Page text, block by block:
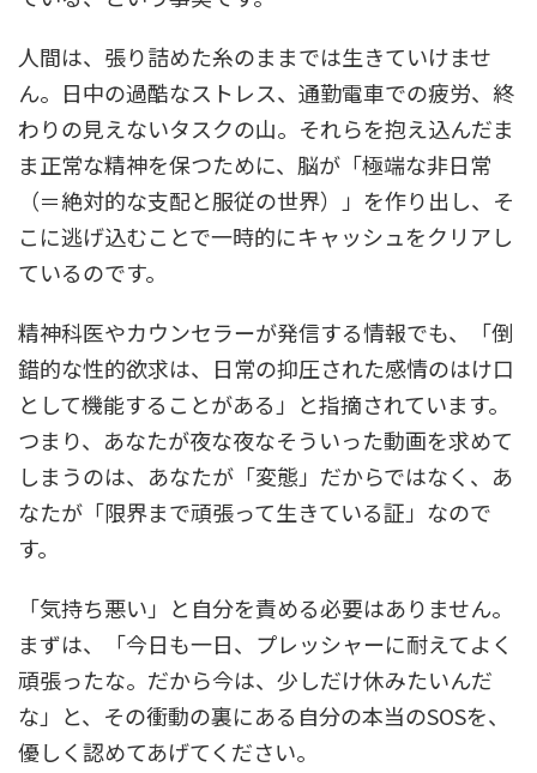
人間は、張り詰めた糸のままでは生きていけませ
ん。日中の過酷なストレス、通勤電車での疲労、終
わりの見えないタスクの山。それらを抱え込んだま
ま正常な精神を保つために、脳が「極端な非日常
（＝絶対的な支配と服従の世界）」を作り出し、そ
こに逃げ込むことで一時的にキャッシュをクリアし
ているのです。
精神科医やカウンセラーが発信する情報でも、「倒
錯的な性的欲求は、日常の抑圧された感情のはけ口
として機能することがある」と指摘されています。
つまり、あなたが夜な夜なそういった動画を求めて
しまうのは、あなたが「変態」だからではなく、あ
なたが「限界まで頑張って生きている証」なので
す。
「気持ち悪い」と自分を責める必要はありません。
まずは、「今日も一日、プレッシャーに耐えてよく
頑張ったな。だから今は、少しだけ休みたいんだ
な」と、その衝動の裏にある自分の本当のSOSを、
優しく認めてあげてください。